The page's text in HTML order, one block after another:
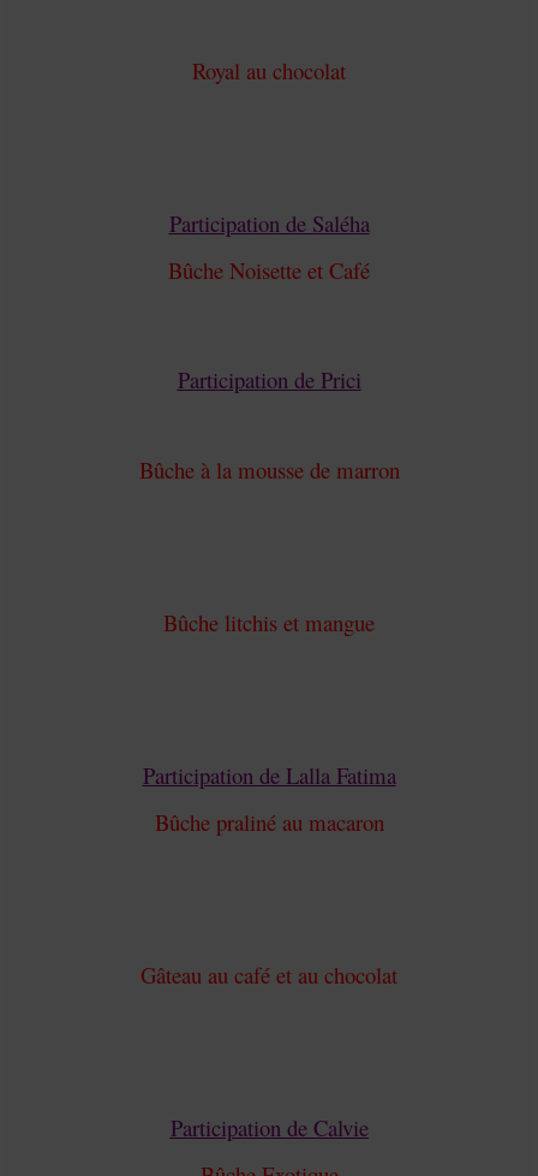
Royal au chocolat
Participation de Saléha
Bûche Noisette et Café
Participation de Prici
Bûche à la mousse de marron
Bûche litchis et mangue
Participation de Lalla Fatima
Bûche praliné au macaron
Gâteau au café et au chocolat
Participation de Calvie